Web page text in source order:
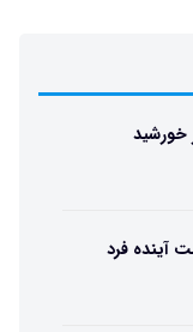
خورشید
آینده فرد